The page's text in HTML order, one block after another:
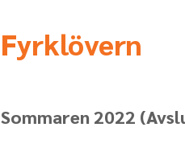
Fyrklövern
Sommaren 2022